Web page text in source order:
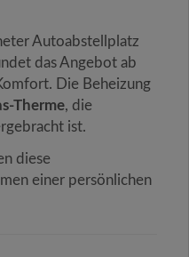
Autoabstellplatz
das Angebot ab
Die Beheizung
Therme, die
ist.
diese
einer persönlichen